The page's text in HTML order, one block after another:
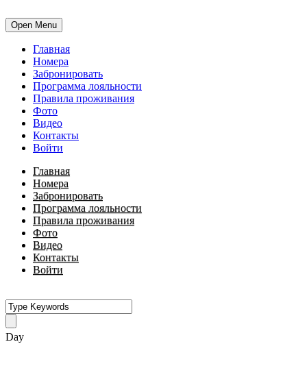
Open Menu
Главная
Номера
Забронировать
Программа лояльности
Правила проживания
Фото
Видео
Контакты
Войти
Главная
Номера
Забронировать
Программа лояльности
Правила проживания
Фото
Видео
Контакты
Войти
Day